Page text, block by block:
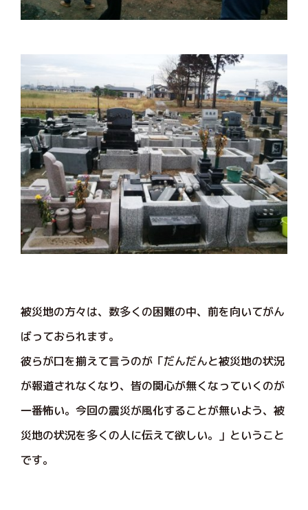
被災地の方々は、数多くの困難の中、前を向いてがん
ばっておられます。
彼らが口を揃えて言うのが「だんだんと被災地の状況
が報道されなくなり、皆の関心が無くなっていくのが
一番怖い。今回の震災が風化することが無いよう、被
災地の状況を多くの人に伝えて欲しい。」ということ
です。